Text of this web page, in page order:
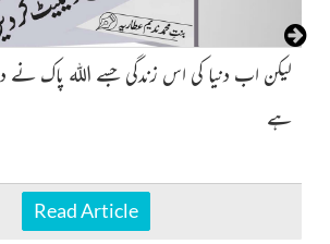
لیکن اب دنیا کی اس زندگی جسے اللہ پاک نے
ہے
Read Article